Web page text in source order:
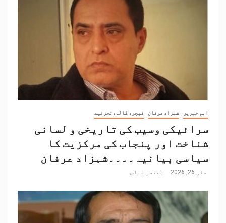
اہم خبریں شہزاد عرفان فیچر، کالم،تجزئیے
سرائیکی وسیب کی تاریخی و لسانی
شناخت اور پنجاب کی مرکزیت کا
سیاسی بیانیہ۔۔۔۔شہزاد عرفان
مئی 26, 2026 غضنفر عباس